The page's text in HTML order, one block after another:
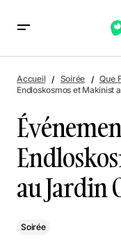
Événement passé
Accueil Soirée Que
Endloskosmos et Makinist
au Jardin
Soirée